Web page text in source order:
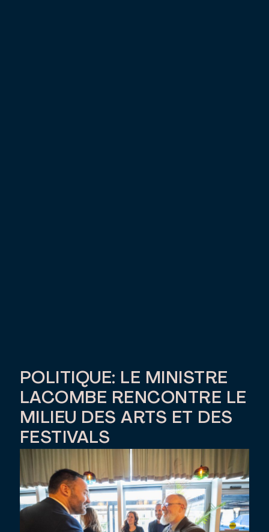
POLITIQUE: LE MINISTRE
LACOMBE RENCONTRE LE
MILIEU DES ARTS ET DES
FESTIVALS